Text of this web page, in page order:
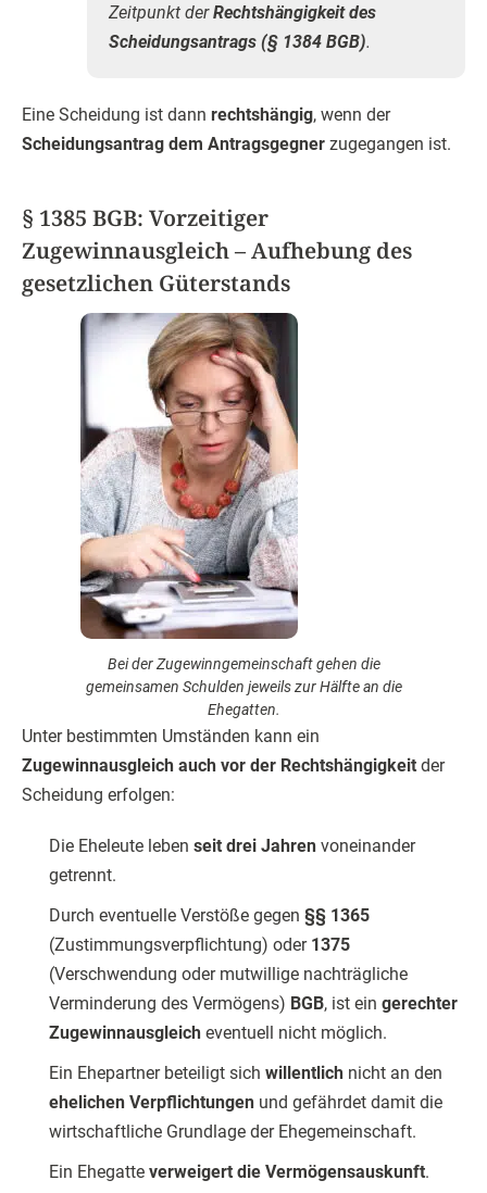
Zeitpunkt derRechtshängigkeit des
Scheidungsantrags (§ 1384 BGB).
Eine Scheidung ist dann rechtshängig, wenn der
Scheidungsantrag dem Antragsgegner zugegangen ist.
§ 1385 BGB: Vorzeitiger
Zugewinnausgleich – Aufhebung des
gesetzlichen Güterstands
Bei der Zugewinn­gemeinschaft gehen die
gemeinsamen Schulden jeweils zur Hälfte an die
Ehegatten.
Unter bestimmten Umständen kann ein
Zugewinnausgleich auch vor der Rechtshängigkeit der
Scheidung erfolgen:
Die Eheleute leben seit drei Jahren voneinander
getrennt.
Durch eventuelle Verstöße gegen §§ 1365
(Zustimmungsverpflichtung) oder 1375
(Verschwendung oder mutwillige nachträgliche
Verminderung des Vermögens) BGB, ist ein gerechter
Zugewinnausgleich eventuell nicht möglich.
Ein Ehepartner beteiligt sich willentlich nicht an den
ehelichen Verpflichtungen und gefährdet damit die
wirtschaftliche Grundlage der Ehegemeinschaft.
Ein Ehegatte verweigert die Vermögensauskunft.